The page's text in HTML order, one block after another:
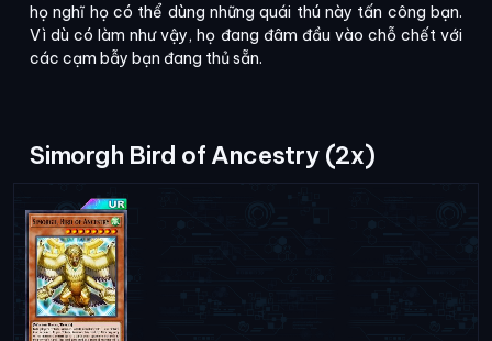
họ nghĩ họ có thể dùng những quái thú này tấn công bạn.
Vì dù có làm như vậy, họ đang đâm đầu vào chỗ chết với
các cạm bẫy bạn đang thủ sẵn.
Simorgh Bird of Ancestry (2x)